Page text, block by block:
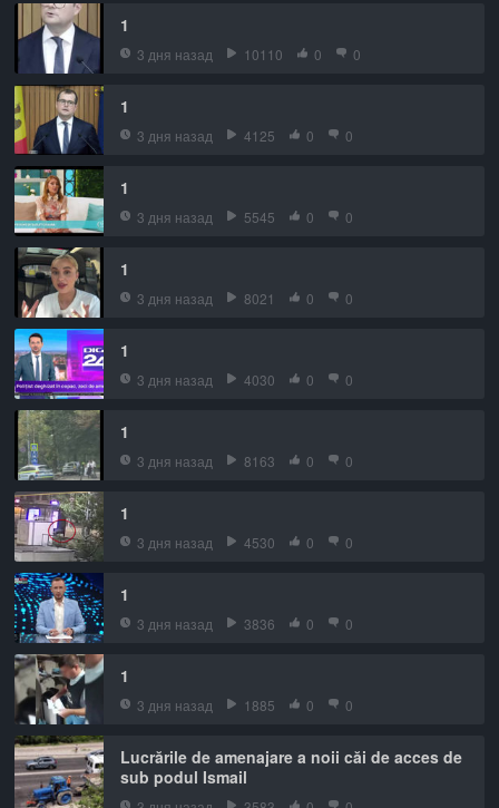
1
3 дня назад 10110 0 0
1
3 дня назад 4125 0 0
1
3 дня назад 5545 0 0
1
3 дня назад 8021 0 0
1
3 дня назад 4030 0 0
1
3 дня назад 8163 0 0
1
3 дня назад 4530 0 0
1
3 дня назад 3836 0 0
1
3 дня назад 1885 0 0
Lucrările de amenajare a noii căi de acces de
sub podul Ismail